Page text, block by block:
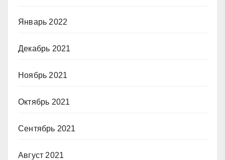
Январь 2022
Декабрь 2021
Ноябрь 2021
Октябрь 2021
Сентябрь 2021
Август 2021